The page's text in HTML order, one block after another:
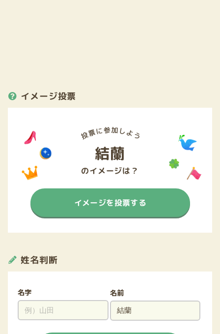
イメージ投票
結蘭
のイメージは？
イメージを投票する
姓名判断
名字 名前